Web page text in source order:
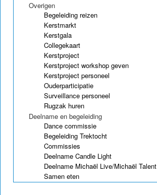
Overigen
Begeleiding reizen
Kerstmarkt
Kerstgala
Collegekaart
Kerstproject
Kerstproject workshop geven
Kerstproject personeel
Ouderparticipatie
Surveillance personeel
Rugzak huren
Deelname en begeleiding
Dance commissie
Begeleiding Trektocht
Commissies
Deelname Candle Light
Deelname Michaël Live/Michaël Talent
Samen eten